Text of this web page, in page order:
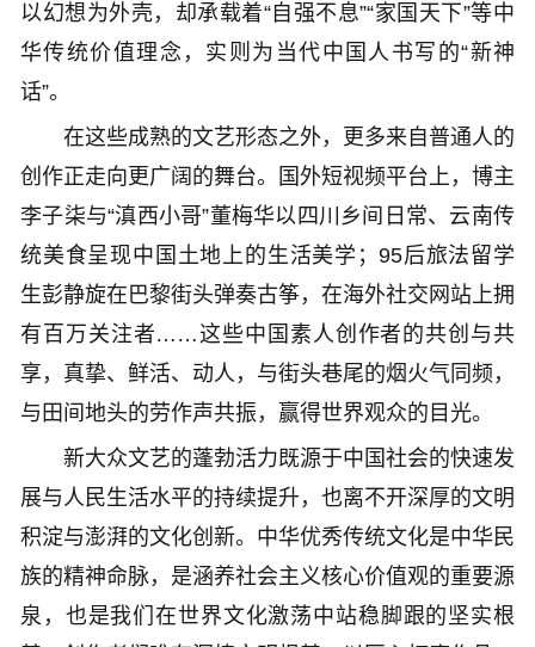
以幻想为外壳，却承载着“自强不息”“家国天下”等中
华传统价值理念，实则为当代中国人书写的“新神
话”。
在这些成熟的文艺形态之外，更多来自普通人的
创作正走向更广阔的舞台。国外短视频平台上，博主
李子柒与“滇西小哥”董梅华以四川乡间日常、云南传
统美食呈现中国土地上的生活美学；95后旅法留学
生彭静旋在巴黎街头弹奏古筝，在海外社交网站上拥
有百万关注者……这些中国素人创作者的共创与共
享，真挚、鲜活、动人，与街头巷尾的烟火气同频，
与田间地头的劳作声共振，赢得世界观众的目光。
新大众文艺的蓬勃活力既源于中国社会的快速发
展与人民生活水平的持续提升，也离不开深厚的文明
积淀与澎湃的文化创新。中华优秀传统文化是中华民
族的精神命脉，是涵养社会主义核心价值观的重要源
泉，也是我们在世界文化激荡中站稳脚跟的坚实根